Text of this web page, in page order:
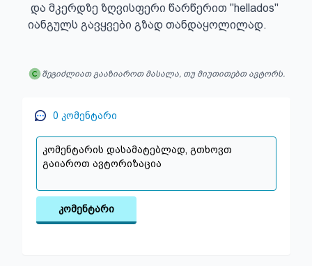
იანგულს გავყვები გზად თანდაყოლილად.
შეგიძლიათ გააზიაროთ მასალა, თუ მიუთითებთ ავტორს.
0 კომენტარი
კომენტარი